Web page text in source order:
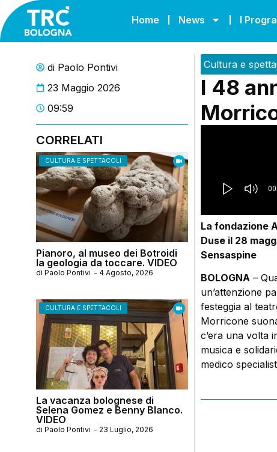
Home News I
di Paolo Pontivi
23 Maggio 2026
09:59
CORRELATI
CULTURA E SPETTACOLI
Pianoro, al museo dei Botroidi
la geologia da toccare. VIDEO
di Paolo Pontivi - 4 Agosto, 2026
CULTURA E SPETTACOLI
La vacanza bolognese di
Selena Gomez e Benny Blanco.
VIDEO
di Paolo Pontivi - 23 Luglio, 2026
Cultura e
I 48
La fondazione
Duse il 28
Sensaspine
BOLOGNA–
un’attenzione
festeggia al
Morricone
c’era una volta
musica e
medico